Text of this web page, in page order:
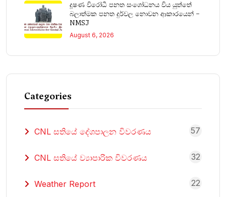
දූෂණ විරෝධී පනත සංශෝධනය විය යුත්තේ
බලාත්මක පනත දුර්වල නොවන ආකාරයෙන් –
NMSJ
August 6, 2026
Categories
CNL සතියේ දේශපාලන විවරණය 57
CNL සතියේ ව්‍යාපාරික විවරණය 32
Weather Report 22